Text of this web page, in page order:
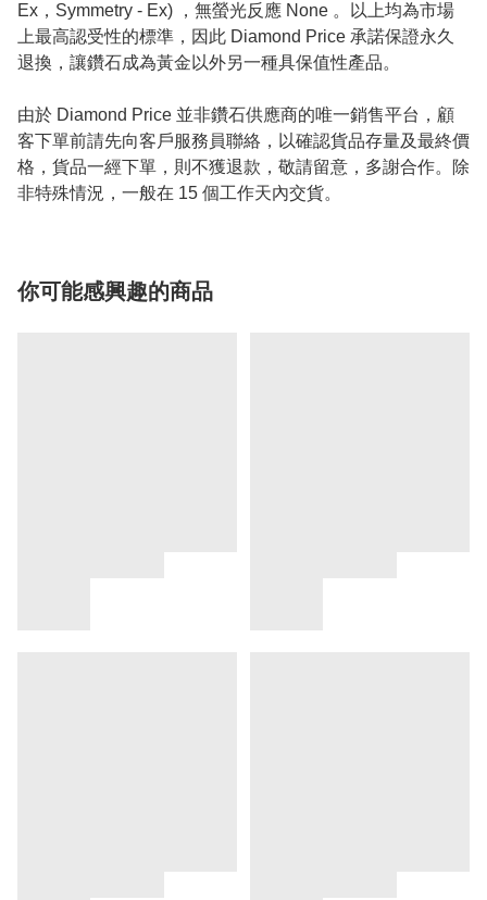
Ex，Symmetry - Ex) ，無螢光反應 None 。以上均為市場
上最高認受性的標準，因此 Diamond Price 承諾保證永久
退換，讓鑽石成為黃金以外另一種具保值性產品。
由於 Diamond Price 並非鑽石供應商的唯一銷售平台，顧
客下單前請先向客戶服務員聯絡，以確認貨品存量及最終價
格，貨品一經下單，則不獲退款，敬請留意，多謝合作。除
非特殊情況，一般在 15 個工作天內交貨。
你可能感興趣的商品